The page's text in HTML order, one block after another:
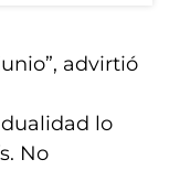
advirtió
dualidad lo
No